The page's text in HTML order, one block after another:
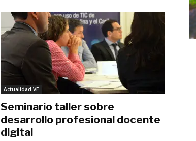
Actualidad VE
Seminario taller sobre
desarrollo profesional docente
digital